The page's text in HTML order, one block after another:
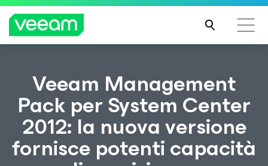
Linee guida di Veeam per i clienti interessati
dall'aggiornamento dei contenuti di CrowdStrike
PER
SAPE
RNE
DI
PIÙ
Veeam Management
Pack per System Center
2012: la nuova versione
fornisce potenti capacità